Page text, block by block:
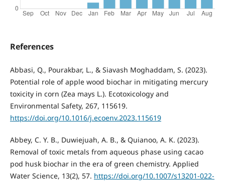
References
Abbasi, Q., Pourakbar, L., & Siavash Moghaddam, S. (2023).
Potential role of apple wood biochar in mitigating mercury
toxicity in corn (Zea mays L.). Ecotoxicology and
Environmental Safety, 267, 115619.
https://doi.org/10.1016/j.ecoenv.2023.115619
Abbey, C. Y. B., Duwiejuah, A. B., & Quianoo, A. K. (2023).
Removal of toxic metals from aqueous phase using cacao
pod husk biochar in the era of green chemistry. Applied
Water Science, 13(2), 57. https://doi.org/10.1007/s13201-022-